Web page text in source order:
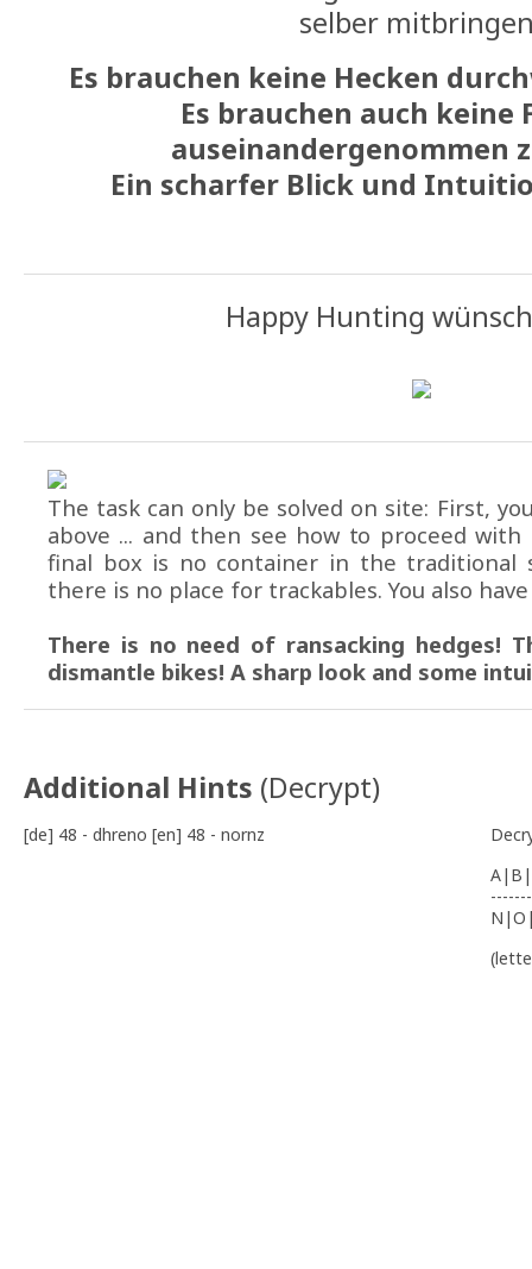
selber
Es brauchen keine Hecken
Es brauchen auch keine
auseinandergenommen
Ein scharfer Blick und
Happy Hunting
The task can only be solved on site: First,
above ... and then see how to proceed
final box is no container in the traditional
there is no place for trackables. You also
There is no need of ransacking hedges!
dismantle bikes! A sharp look and some
Additional Hints (Decrypt)
[de] 48 - dhreno [en] 48 - nornz